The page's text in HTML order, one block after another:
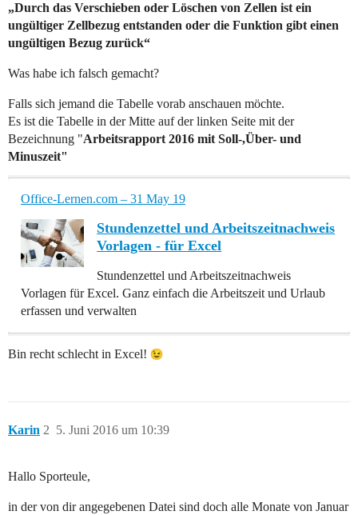
„Durch das Verschieben oder Löschen von Zellen ist ein
ungültiger Zellbezug entstanden oder die Funktion gibt einen
ungültigen Bezug zurück“
Was habe ich falsch gemacht?
Falls sich jemand die Tabelle vorab anschauen möchte.
Es ist die Tabelle in der Mitte auf der linken Seite mit der
Bezeichnung "Arbeitsrapport 2016 mit Soll-,Über- und
Minuszeit"
Office-Lernen.com – 31 May 19
Stundenzettel und Arbeitszeitnachweis
Vorlagen - für Excel
Stundenzettel und Arbeitszeitnachweis
Vorlagen für Excel. Ganz einfach die Arbeitszeit und Urlaub
erfassen und verwalten
Bin recht schlecht in Excel!
Karin 5. Juni 2016 um 10:39
2
Hallo Sporteule,
in der von dir angegebenen Datei sind doch alle Monate von Januar